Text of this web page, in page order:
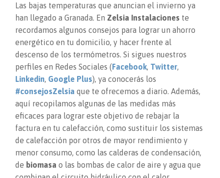
Las bajas temperaturas que anuncian el invierno ya
han llegado a Granada. EnZelsia Instalaciones te
recordamos algunos consejos para lograr un ahorro
energético en tu domicilio, y hacer frente al
descenso de los termómetros. Si sigues nuestros
perfiles en Redes Sociales (Facebook, Twitter,
Linkedin, Google Plus), ya conocerás los
#consejosZelsia que te ofrecemos a diario. Además,
aquí recopilamos algunas de las medidas más
eficaces para lograr este objetivo de rebajar la
factura en tu calefacción, como sustituir los sistemas
de calefacción por otros de mayor rendimiento y
menor consumo, como las calderas de condensación,
de biomasa o las bombas de calor de aire y agua que